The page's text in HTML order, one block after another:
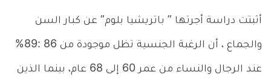
أثبتت دراسة أجرتها ” باتريشيا بلوم” عن كبار السن
والجماع ، أن الرغبة الجنسية تظل موجودة من 86 :89%
عند الرجال والنساء من عمر 60 إلى 68 عام، بينما الذين